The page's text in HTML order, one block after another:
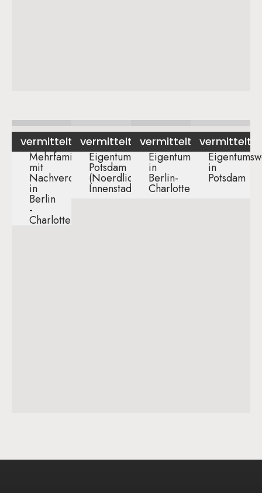
vermittelt
Mehrfamilienhaus
mit
Nachverdichtung
in
Berlin
-
Charlottenburg
vermittelt
Eigentumswohnung
Potsdam
(Noerdliche
Innenstadt)
vermittelt
Eigentumswohnung
in
Berlin-
Charlottenburg
vermittelt
in
Potsdam